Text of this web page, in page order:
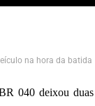
na hora da batida
040 deixou